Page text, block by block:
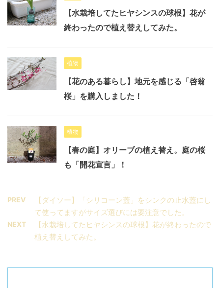
【水栽培してたヒヤシンスの球根】花が
終わったので植え替えしてみた。
植物
【花のある暮らし】地元を感じる「啓翁
桜」を購入しました！
植物
【春の庭】オリーブの植え替え。庭の桜
も「開花宣言」！
PREV
【ダイソー】「シリコーン蓋」をシンクの止水蓋にし
て使ってますがサイズ選びには要注意でした。
NEXT
【水栽培してたヒヤシンスの球根】花が終わったので
植え替えしてみた。